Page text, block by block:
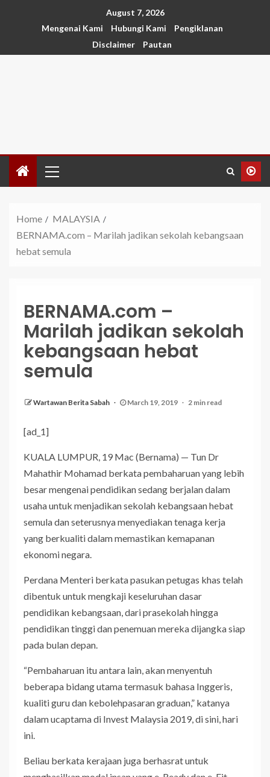
August 7, 2026
Mengenai Kami
Hubungi Kami
Pengiklanan
Disclaimer
Pautan
Home
MALAYSIA
BERNAMA.com – Marilah jadikan sekolah kebangsaan
hebat semula
BERNAMA.com –
Marilah jadikan sekolah
kebangsaan hebat
semula
Wartawan Berita Sabah March 19, 2019 2 min read
[ad_1]
KUALA LUMPUR, 19 Mac (Bernama) — Tun Dr
Mahathir Mohamad berkata pembaharuan yang lebih
besar mengenai pendidikan sedang berjalan dalam
usaha untuk menjadikan sekolah kebangsaan hebat
semula dan seterusnya menyediakan tenaga kerja
yang berkualiti dalam memastikan kemapanan
ekonomi negara.
Perdana Menteri berkata pasukan petugas khas telah
dibentuk untuk mengkaji keseluruhan dasar
pendidikan kebangsaan, dari prasekolah hingga
pendidikan tinggi dan penemuan mereka dijangka siap
pada bulan depan.
“Pembaharuan itu antara lain, akan menyentuh
beberapa bidang utama termasuk bahasa Inggeris,
kualiti guru dan kebolehpasaran graduan,” katanya
dalam ucaptama di Invest Malaysia 2019, di sini, hari
ini.
Beliau berkata kerajaan juga berhasrat untuk